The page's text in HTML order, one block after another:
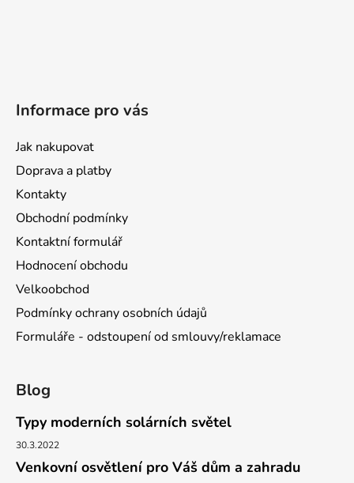
Informace pro vás
Jak nakupovat
Doprava a platby
Kontakty
Obchodní podmínky
Kontaktní formulář
Hodnocení obchodu
Velkoobchod
Podmínky ochrany osobních údajů
Formuláře - odstoupení od smlouvy/reklamace
Blog
Typy moderních solárních světel
30.3.2022
Venkovní osvětlení pro Váš dům a zahradu